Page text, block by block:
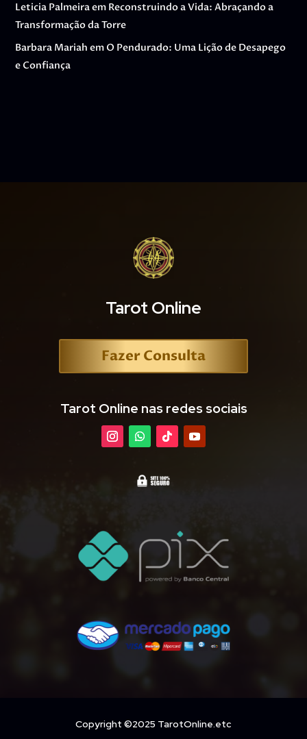
Leticia Palmeiraem Reconstruindo a Vida: Abraçando a
Transformação da Torre
Barbara Mariah em O Pendurado: Uma Lição de Desapego
e Confiança
Tarot Online
Fazer Consulta
Tarot Online nas redes sociais
Copyright ©2025 TarotOnline.etc